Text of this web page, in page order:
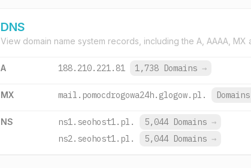
DNS
View domain name system records, including the A, AAAA, MX
A 188.210.221.81 1,738 Domains →
MX mail.pomocdrogowa24h.glogow.pl. Domains
NS ns1.seohost1.pl. 5,044 Domains →
ns2.seohost1.pl.
5,044 Domains →